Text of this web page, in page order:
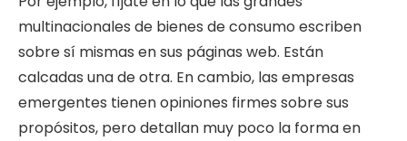
multinacionales de bienes de consumo escriben
sobre sí mismas en sus páginas web. Están
calcadas una de otra. En cambio, las empresas
emergentes tienen opiniones firmes sobre sus
propósitos, pero detallan muy poco la forma en